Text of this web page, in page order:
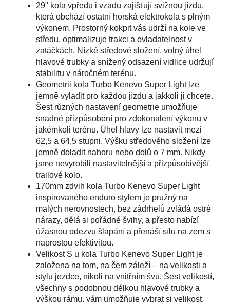
29" kola vpředu i vzadu zajišťují svižnou jízdu,
která obchází ostatní horská elektrokola s plným
výkonem. Prostorný kokpit vás udrží na kole ve
středu, optimalizuje trakci a ovladatelnost v
zatáčkách. Nízké středové složení, volný úhel
hlavové trubky a snížený odsazení vidlice udržují
stabilitu v náročném terénu.
Geometrii kola Turbo Kenevo Super Light lze
jemně vyladit pro každou jízdu a jakkoli ji chcete.
Šest různých nastavení geometrie umožňuje
snadné přizpůsobení pro zdokonalení výkonu v
jakémkoli terénu. Úhel hlavy lze nastavit mezi
62,5 a 64,5 stupni. Výšku středového složení lze
jemně doladit nahoru nebo dolů o 7 mm. Nikdy
jsme nevyrobili nastavitelnější a přizpůsobivější
trailové kolo.
170mm zdvih kola Turbo Kenevo Super Light
inspirovaného enduro stylem je pružný na
malých nerovnostech, bez zádrhelů zvládá ostré
nárazy, dělá si pořádné švihy, a přesto nabízí
úžasnou odezvu šlapání a přenáší sílu na zem s
naprostou efektivitou.
Velikost S u kola Turbo Kenevo Super Light je
založena na tom, na čem záleží – na velikosti a
stylu jezdce, nikoli na vnitřním švu. Šest velikostí,
všechny s podobnou délkou hlavové trubky a
výškou rámu, vám umožňuje vybrat si velikost,